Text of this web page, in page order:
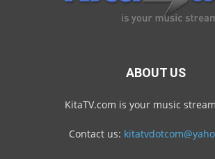
ABOUT US
KitaTV.com is your music
Contact us: